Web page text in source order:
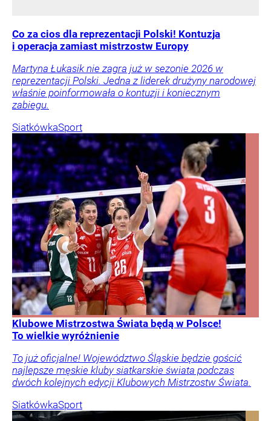
Co za cios dla reprezentacji Polski! Kontuzja
i operacja zamiast mistrzostw Europy
Martyna Łukasik nie zagra już w sezonie 2026 w
reprezentacji Polski. Jedna z liderek drużyny narodowej
właśnie poinformowała o kontuzji i koniecznym
zabiegu.
SiatkówkaSport
Klubowe Mistrzostwa Świata będą w Polsce!
To wielkie wyróżnienie
To już oficjalne! Województwo Śląskie będzie gościć
najlepsze męskie kluby siatkarskie świata podczas
dwóch kolejnych edycji Klubowych Mistrzostw Świata.
SiatkówkaSport